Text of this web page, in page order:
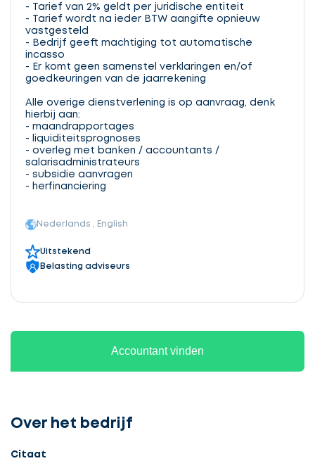
- Tarief van 2% geldt per juridische entiteit
- Tarief wordt na ieder BTW aangifte opnieuw
vastgesteld
- Bedrijf geeft machtiging tot automatische
incasso
- Er komt geen samenstel verklaringen en/of
goedkeuringen van de jaarrekening
Alle overige dienstverlening is op aanvraag, denk
hierbij aan:
- maandrapportages
- liquiditeitsprognoses
- overleg met banken / accountants /
salarisadministrateurs
- subsidie aanvragen
- herfinanciering
Nederlands , English
Uitstekend
Belasting adviseurs
Accountant vinden
Over het bedrijf
Citaat